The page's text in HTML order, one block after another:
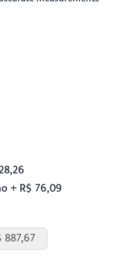
+ R$ 76,09
887,67